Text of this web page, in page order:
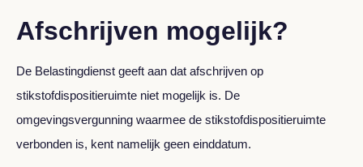
Afschrijven mogelijk?
De Belastingdienst geeft aan dat afschrijven op
stikstofdispositieruimte niet mogelijk is. De
omgevingsvergunning waarmee de stikstofdispositieruimte
verbonden is, kent namelijk geen einddatum.